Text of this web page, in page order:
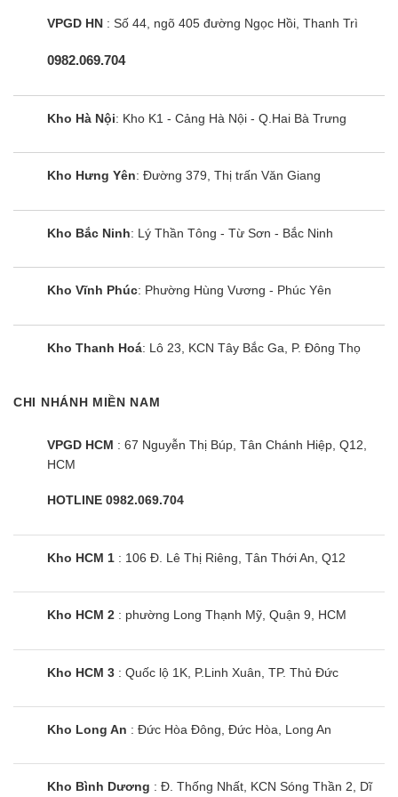
mang đến giao diện trực quan, dễ sử dụng và khả
thói quen xem của bạn. Bạn sẽ dễ dàng truy cập
vào kho ứng dụng phong phú như YouTube,
Netflix, Google Play Store và nhiều ứng dụng giải
Đồng thời, khả năng kết nối và quản lý các thiết bị
thông minh trong nhà qua Google Home giúp tạo
nên một hệ sinh thái giải trí liền mạch và tiện lợi.
hết với Google Assistant tích hợp tiếng Việt, cho
phép bạn tìm kiếm nội dung, mở ứng dụng hay
lên tivi thông qua Air Screen, chia sẻ những
khoảnh khắc đáng nhớ với cả gia đình trên màn
hình lớn.
Đặc biệt, công nghệ Bảo vệ mắt Eye Care 5.0 của
Google tivi Coocaa 55V75 tích hợp giảm ánh sáng
với màn hình Matte Screen Ultra, giúp bảo vệ thị
nhỏ và người lớn tuổi.
thông số kỹ thuật sản phẩm nhé!
Google Tivi QD-Mini LED Coocaa 4K 55 inch
55V75 thực sự là một lựa chọn hoàn hảo, mang
VPGD HN : Số 44, ngõ 405 đường Ngọc Hồi, Thanh Trì
0982.069.704
Kho Hà Nội: Kho K1 - Cảng Hà Nội - Q.Hai Bà Trưng
Kho Hưng Yên: Đường 379, Thị trấn Văn Giang
Kho Bắc Ninh: Lý Thần Tông - Từ Sơn - Bắc Ninh
Kho Vĩnh Phúc: Phường Hùng Vương - Phúc Yên
Kho Thanh Hoá: Lô 23, KCN Tây Bắc Ga, P. Đông Thọ
CHI NHÁNH MIỀN NAM
VPGD HCM : 67 Nguyễn Thị Búp, Tân Chánh Hiệp, Q12,
HCM
HOTLINE 0982.069.704
Kho HCM 1 : 106 Đ. Lê Thị Riêng, Tân Thới An, Q12
Kho HCM 2 : phường Long Thạnh Mỹ, Quận 9, HCM
Kho HCM 3 : Quốc lộ 1K, P.Linh Xuân, TP. Thủ Đức
Kho Long An : Đức Hòa Đông, Đức Hòa, Long An
Kho Bình Dương : Đ. Thống Nhất, KCN Sóng Thần 2, Dĩ